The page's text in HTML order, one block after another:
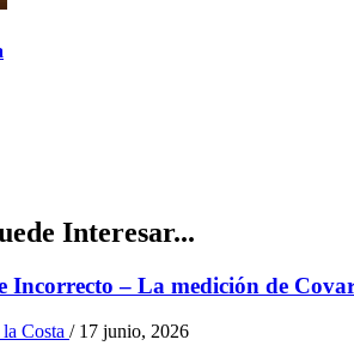
Interesar...
Incorrecto – La medición de
Costa / 17 junio, 2026